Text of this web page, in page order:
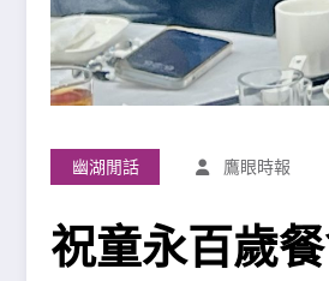
幽湖閒話 鷹眼時報
祝童永百歲